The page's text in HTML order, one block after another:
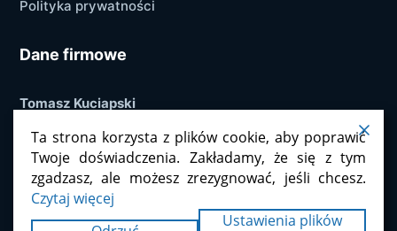
Polityka prywatności
Dane firmowe
Tomasz Kuciapski
96-500 Sochaczew
Polska
NIP / VAT UE: PL7751620451
Ta strona korzysta z plików cookie, aby poprawić
Twoje doświadczenia. Zakładamy, że się z tym
zgadzasz, ale możesz zrezygnować, jeśli chcesz.
Czytaj więcej
Ustawienia plików